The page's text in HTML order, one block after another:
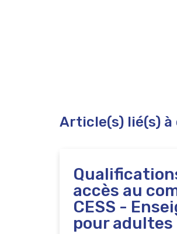
Article(s) lié(s)
accès au
CESS -
pour adultes